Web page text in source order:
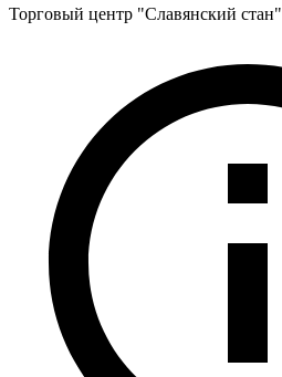
Торговый центр "Славянский стан"